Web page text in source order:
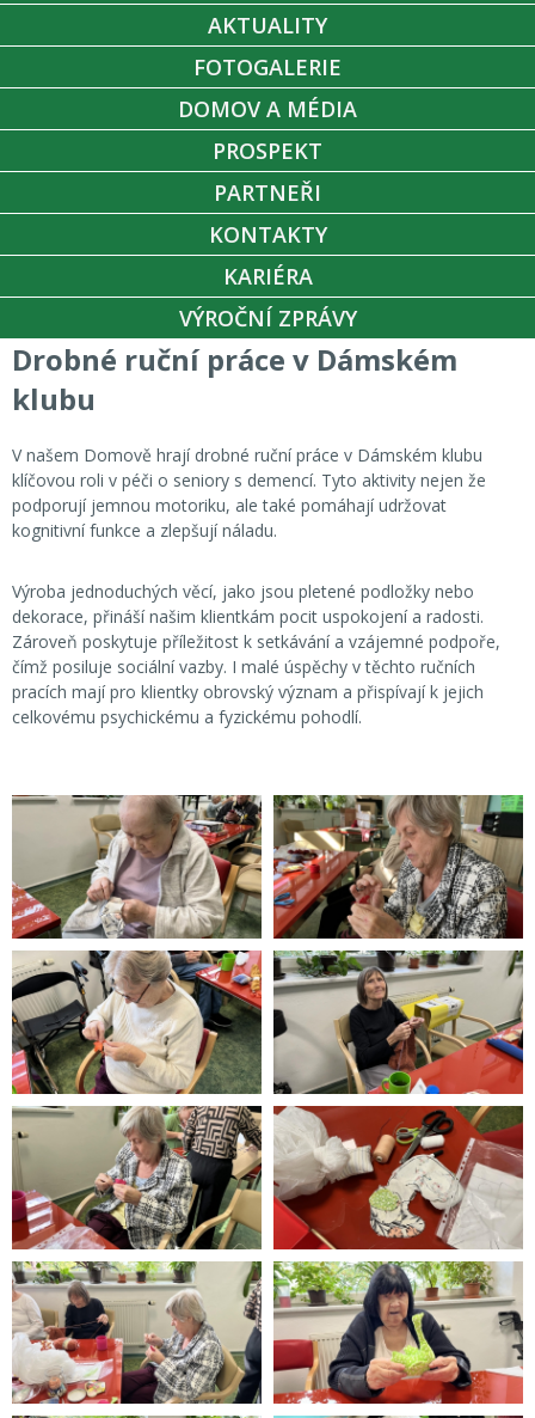
AKTUALITY
FOTOGALERIE
DOMOV A MÉDIA
PROSPEKT
PARTNEŘI
KONTAKTY
KARIÉRA
VÝROČNÍ ZPRÁVY
Drobné ruční práce v Dámském
klubu
V našem Domově hrají drobné ruční práce v Dámském klubu
klíčovou roli v péči o seniory s demencí. Tyto aktivity nejen že
podporují jemnou motoriku, ale také pomáhají udržovat
kognitivní funkce a zlepšují náladu.
Výroba jednoduchých věcí, jako jsou pletené podložky nebo
dekorace, přináší našim klientkám pocit uspokojení a radosti.
Zároveň poskytuje příležitost k setkávání a vzájemné podpoře,
čímž posiluje sociální vazby. I malé úspěchy v těchto ručních
pracích mají pro klientky obrovský význam a přispívají k jejich
celkovému psychickému a fyzickému pohodlí.